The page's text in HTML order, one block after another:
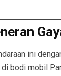
ini
bodi mobil